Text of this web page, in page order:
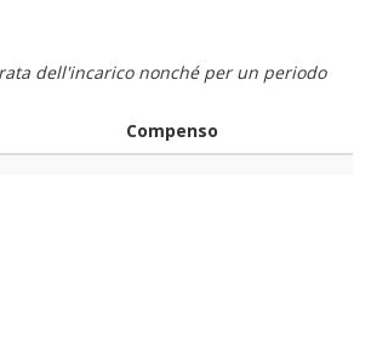
dell'incarico nonché per un periodo
Compenso